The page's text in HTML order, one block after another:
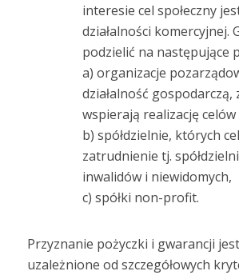
interesie cel społeczny
działalności komercyjnej.
podzielić na następujące
a) organizacje
działalność
wspierają realizację
b) spółdzielnie, których
zatrudnienie tj.
inwalidów i niewidomych,
c) spółki non-profit.
Przyznanie pożyczki i gwarancji
uzależnione od szczegółowych